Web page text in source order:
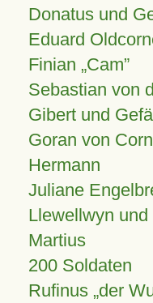
Donatus und
Eduard
Finian Cam
Sebastian von
Gibert und
Goran von
Hermann
Juliane
Llewellwyn und
Martius
200 Soldaten
Rufinus „der